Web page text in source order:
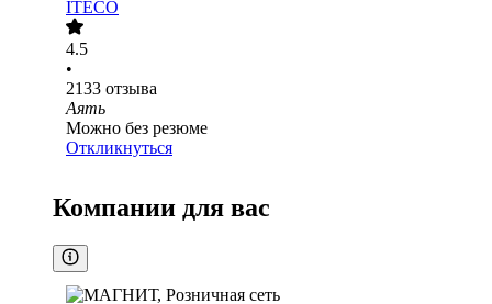
ITECO
4.5
•
2133 отзыва
Аять
Можно без резюме
Откликнуться
Компании для вас